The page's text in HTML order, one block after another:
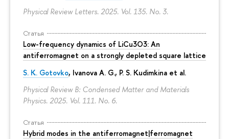
Physical Review Letters. 2025. Vol. 135. No. 3.
Статья
Low-frequency dynamics of LiCu3⁢O3: An
antiferromagnet on a strongly depleted square lattice
S. K. Gotovko, Ivanova A. G., P. S. Kudimkina et al.
Physical Review B: Condensed Matter and Materials
Physics. 2025. Vol. 111. No. 6.
Статья
Hybrid modes in the antiferromagnet|ferromagnet